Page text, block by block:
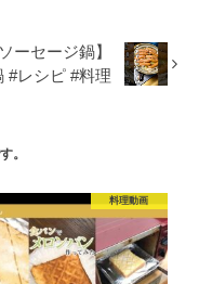
ーセージ鍋】
#レシピ #料理
。
料理動画